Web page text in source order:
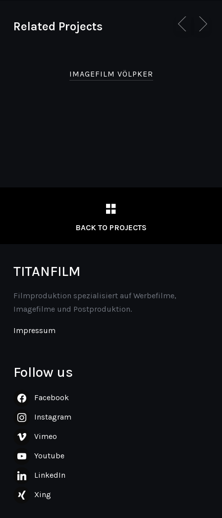
Related Projects
IMAGEFILM VÖLPKER
BACK TO PROJECTS
TITANFILM
Filmproduktion spezialisiert auf Werbefilme,
Imagefilme und Postproduktion.
Impressum
Follow us
Facebook
Instagram
Vimeo
Youtube
LinkedIn
Xing